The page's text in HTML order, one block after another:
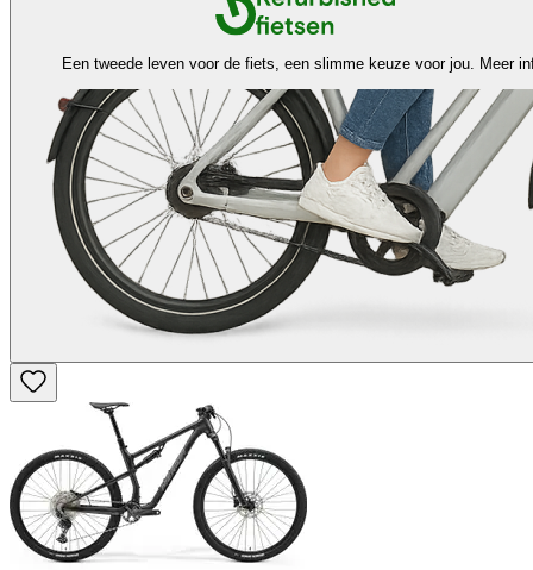
Een tweede leven voor de fiets, een slimme keuze voor jou. Meer